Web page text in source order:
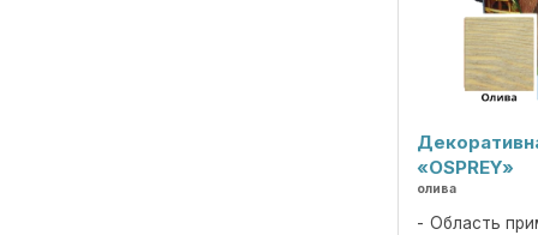
«OSPREY»
олива
Область